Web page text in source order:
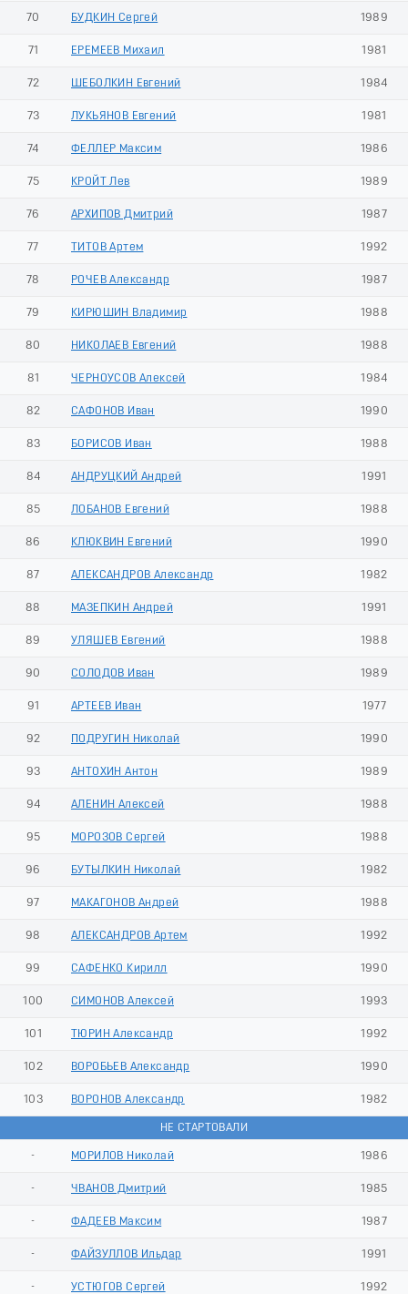
70 БУДКИН Сергей 1989
71 ЕРЕМЕЕВ Михаил 1981
72 ШЕБОЛКИН Евгений 1984
73 ЛУКЬЯНОВ Евгений 1981
74 ФЕЛЛЕР Максим 1986
75 КРОЙТ Лев 1989
76 АРХИПОВ Дмитрий 1987
77 ТИТОВ Артем 1992
78 РОЧЕВ Александр 1987
79 КИРЮШИН Владимир 1988
80 НИКОЛАЕВ Евгений 1988
81 ЧЕРНОУСОВ Алексей 1984
82 САФОНОВ Иван 1990
83 БОРИСОВ Иван 1988
84 АНДРУЦКИЙ Андрей 1991
85 ЛОБАНОВ Евгений 1988
86 КЛЮКВИН Евгений 1990
87 АЛЕКСАНДРОВ Александр 1982
88 МАЗЕПКИН Андрей 1991
89 УЛЯШЕВ Евгений 1988
90 СОЛОДОВ Иван 1989
91 АРТЕЕВ Иван 1977
92 ПОДРУГИН Николай 1990
93 АНТОХИН Антон 1989
94 АЛЕНИН Алексей 1988
95 МОРОЗОВ Сергей 1988
96 БУТЫЛКИН Николай 1982
97 МАКАГОНОВ Андрей 1988
98 АЛЕКСАНДРОВ Артем 1992
99 САФЕНКО Кирилл 1990
100 СИМОНОВ Алексей 1993
101 ТЮРИН Александр 1992
102 ВОРОБЬЕВ Александр 1990
103 ВОРОНОВ Александр 1982
НЕ СТАРТОВАЛИ
- МОРИЛОВ Николай 1986
- ЧВАНОВ Дмитрий 1985
- ФАДЕЕВ Максим 1987
- ФАЙЗУЛЛОВ Ильдар 1991
- УСТЮГОВ Сергей 1992